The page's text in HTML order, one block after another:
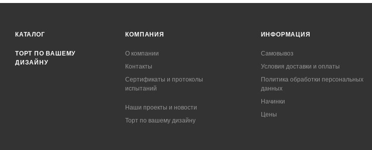
КАТАЛОГ
ТОРТ ПО ВАШЕМУ
ДИЗАЙНУ
КОМПАНИЯ
О компании
Контакты
Сертификаты и протоколы
испытаний
Наши проекты и новости
Торт по вашему дизайну
ИНФОРМАЦИЯ
Самовывоз
Условия доставки и оплаты
Политика обработки персональных
данных
Начинки
Цены